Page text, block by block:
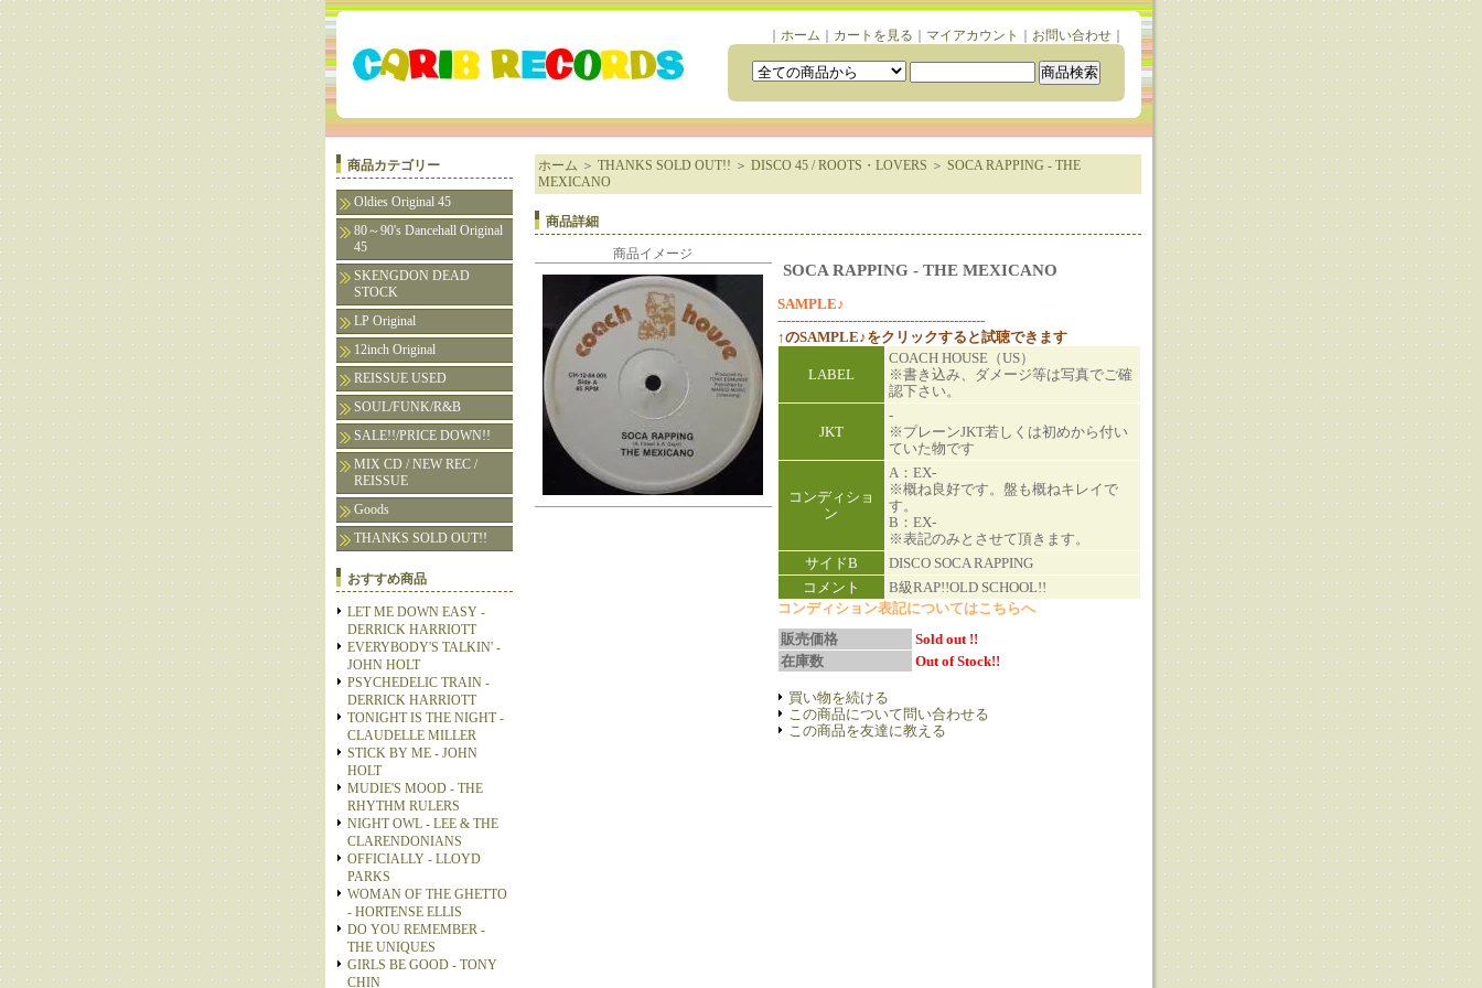
ホーム カートを見る マイアカウント お問い合わせ｜
商品カテゴリー
Oldies Original 45
80～90's Dancehall Original
45
SKENGDON DEAD
STOCK
LP Original
12inch Original
REISSUE USED
SOUL/FUNK/R&B
SALE!!/PRICE DOWN!!
MIX CD / NEW REC /
REISSUE
Goods
THANKS SOLD OUT!!
おすすめ商品
LET ME DOWN EASY -
DERRICK HARRIOTT
EVERYBODY'S TALKIN' -
JOHN HOLT
PSYCHEDELIC TRAIN -
DERRICK HARRIOTT
TONIGHT IS THE NIGHT -
CLAUDELLE MILLER
STICK BY ME - JOHN
HOLT
MUDIE'S MOOD - THE
RHYTHM RULERS
NIGHT OWL - LEE & THE
CLARENDONIANS
OFFICIALLY - LLOYD
PARKS
WOMAN OF THE GHETTO
- HORTENSE ELLIS
DO YOU REMEMBER -
THE UNIQUES
GIRLS BE GOOD - TONY
CHIN
ホーム ＞ THANKS SOLD OUT!! ＞ DISCO 45 / ROOTS・LOVERS ＞ SOCA RAPPING - THE
MEXICANO
商品詳細
商品イメージ
SOCA RAPPING - THE MEXICANO
SAMPLE♪
-----------------------------------------------
↑のSAMPLE♪をクリックすると試聴できます
LABEL
COACH HOUSE（US）
※書き込み、ダメージ等は写真でご確
認下さい。
JKT
-
※プレーンJKT若しくは初めから付い
ていた物です
コンディショ
ン
A：EX-
※概ね良好です。盤も概ねキレイで
す。
B：EX-
※表記のみとさせて頂きます。
サイドB
DISCO SOCA RAPPING
コメント
B級RAP!!OLD SCHOOL!!
コンディション表記についてはこちらへ
販売価格
Sold out !!
在庫数
Out of Stock!!
買い物を続ける
この商品について問い合わせる
この商品を友達に教える